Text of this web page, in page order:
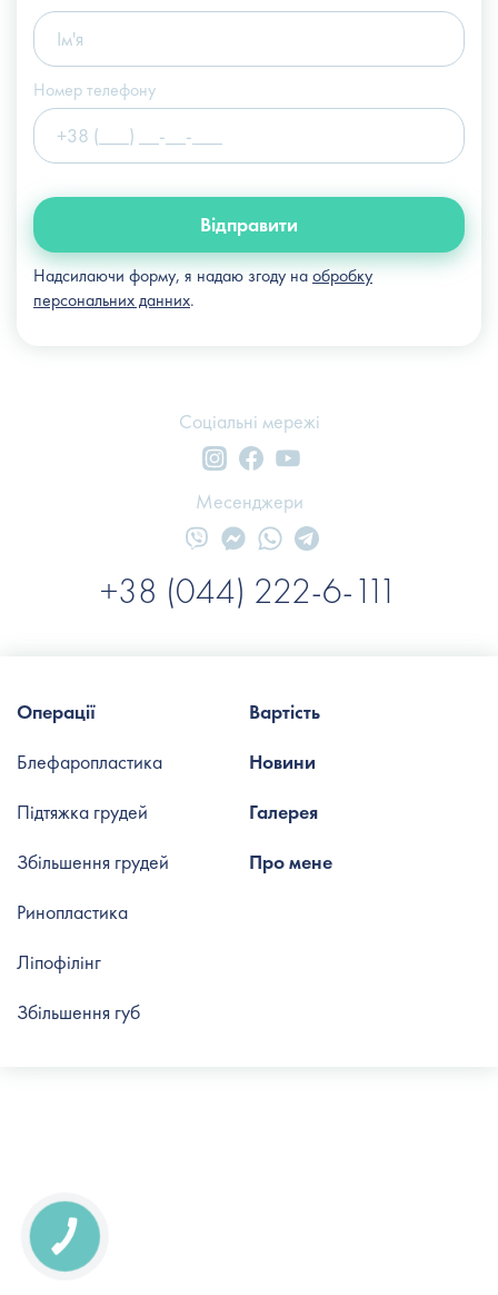
Номер телефону
Відправити
Надсилаючи форму, я надаю згоду наобробку
персональних данних.
Соціальні мережі
+38 (044) 222-6-111
Месенджери
Вартість
Новини
Галерея
Про мене
Операції
Блефаропластика
Підтяжка грудей
Збільшення грудей
Ринопластика
Ліпофілінг
Збільшення губ
КНОПКА
СВЯЗИ